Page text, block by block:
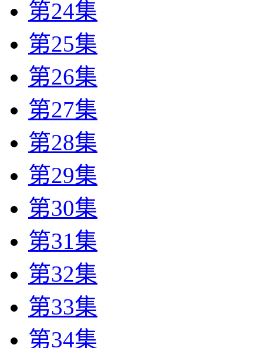
第24集
第25集
第26集
第27集
第28集
第29集
第30集
第31集
第32集
第33集
第34集